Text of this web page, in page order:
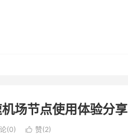
场节点使用体验分享
(0)  赞(2)